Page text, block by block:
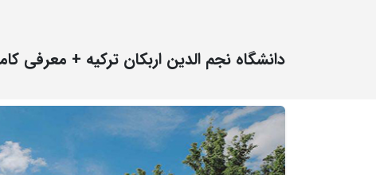
دانشگاه نجم الدین اربکان ترکیه + معرفی